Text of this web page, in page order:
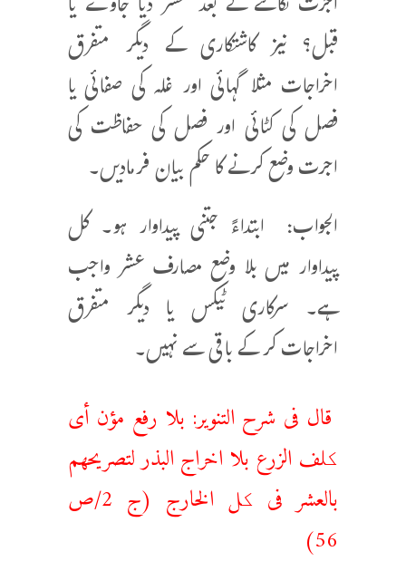
قبل؟ نیز کاشتکاری کے دیگر متفرق
اخراجات مثلا گہائی اور غلہ کی صفائی یا
فصل کی کٹائی اور فصل کی حفاظت کی
اجرت وضع کرنے کا حکم بیان فرمادیں۔
الجواب: ابتداءً جتنی پیداوار ہو۔ کل
پیداوار میں بلا وضع مصارف عشر واجب
ہے۔ سرکاری ٹیکس یا دیگر متفرق
اخراجات کر کے باقی سے نہیں۔
قال فی شرح التنویر: بلا رفع مؤن أی
کلف الزرع بلا اخراج البذر لتصریحهم
بالعشر فی کل الخارج (ج 2/ص
56)